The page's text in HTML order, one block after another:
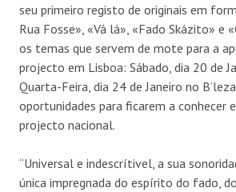
seu primeiro registo de originais em
Rua Fosse», «Vá lá», «Fado Skázito» e
os temas que servem de mote para a
projecto em Lisboa: Sábado, dia 20 de
Quarta-Feira, dia 24 de Janeiro no
oportunidades para ficarem a conhecer
projecto nacional.
“Universal e indescrítivel, a sua
única impregnada do espírito do fado,